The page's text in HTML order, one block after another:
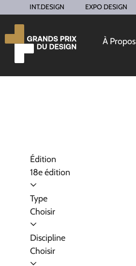
INT.DESIGN EXPO DESIGN
À Propos
Édition
18e édition
Type
Choisir
Discipline
Choisir